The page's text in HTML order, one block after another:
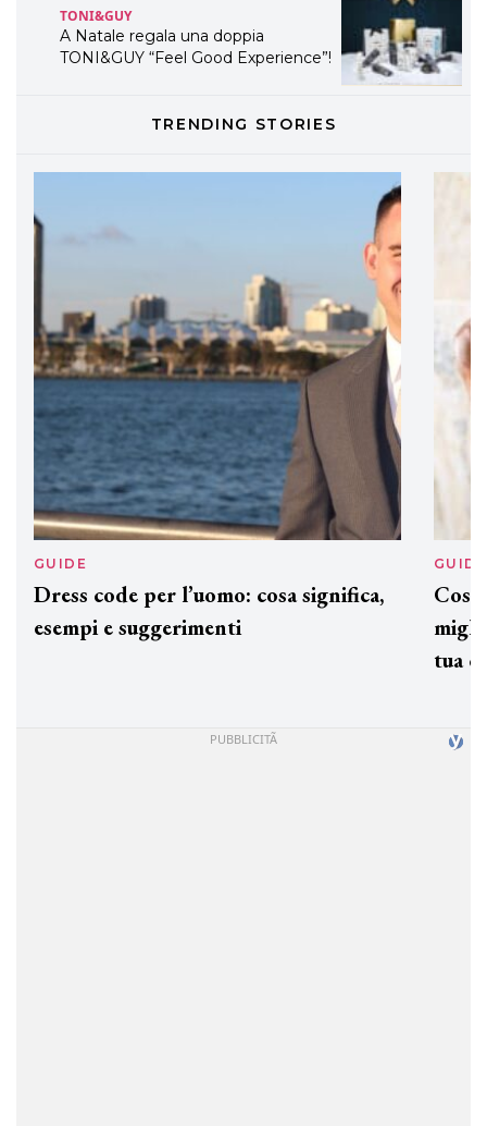
TONI&GUY
A Natale regala una doppia
TONI&GUY “Feel Good Experience”!
LABEL.M lancia la sua innovativa ed
professionali
TRENDING STORIES
GUIDE
Dress code per l’uomo: cosa significa,
esempi e suggerimenti
GUIDE
tua